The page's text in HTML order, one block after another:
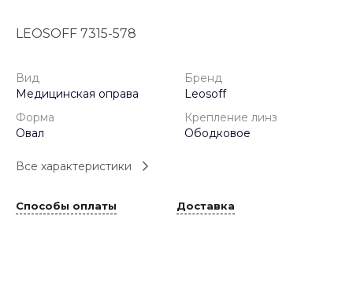
LEOSOFF 7315-578
Вид
Медицинская оправа
Бренд
Leosoff
Форма
Овал
Крепление линз
Ободковое
Все характеристики
Способы оплаты Доставка